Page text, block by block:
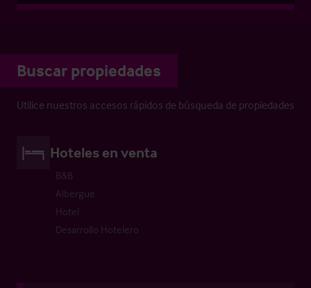
Buscar propiedades
Utilice nuestros accesos rápidos de búsqueda de propiedades
Hoteles en venta
B&B
Albergue
Hotel
Desarrollo Hotelero